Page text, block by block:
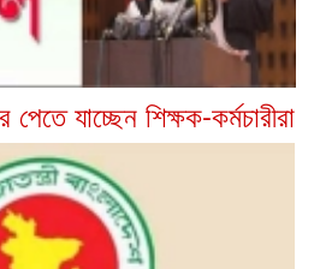
যাচ্ছেন শিক্ষক-কর্মচারীরা